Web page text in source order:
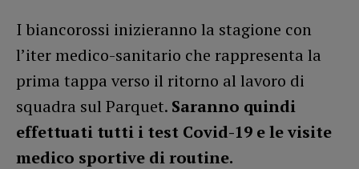
I biancorossi inizieranno la stagione con
l’iter medico-sanitario che rappresenta la
prima tappa verso il ritorno al lavoro di
squadra sul Parquet. Saranno quindi
effettuati tutti i test Covid-19 e le visite
medico sportive di routine.